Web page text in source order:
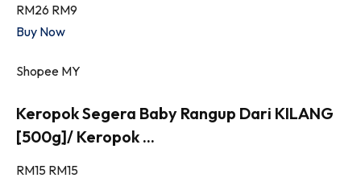
RM26 RM9
Buy Now
Shopee MY
Keropok Segera Baby Rangup Dari KILANG
[500g]/ Keropok ...
RM15 RM15